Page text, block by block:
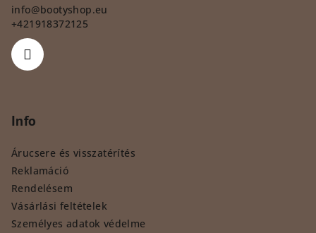
info@bootyshop.eu
+421918372125
Info
Árucsere és visszatérítés
Reklamáció
Rendelésem
Vásárlási feltételek
Személyes adatok védelme